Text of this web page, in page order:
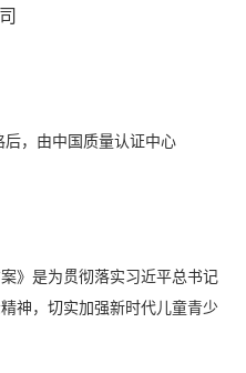
，由中国质量认证中心
》是为贯彻落实习近平总书记
神，切实加强新时代儿童青少